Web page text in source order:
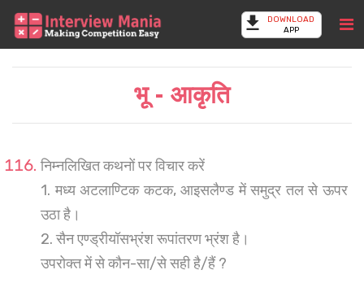
DOWNLOAD
APP
भू - आकृति
निम्नलिखित कथनों पर विचार करें
1. मध्य अटलाण्टिक कटक, आइसलैण्ड में समुद्र तल से ऊपर
उठा है।
2. सैन एण्ड्रीयॉसभ्रंश रूपांतरण भ्रंश है।
उपरोक्त में से कौन-सा/से सही है/हैं ?